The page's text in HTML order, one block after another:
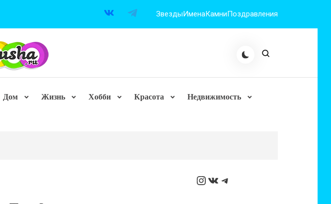
ЗвездыИменаКамниПоздравления
Дом Жизнь Хобби Красота Недвижимость
Instagram
ВКонтакте
Telegram